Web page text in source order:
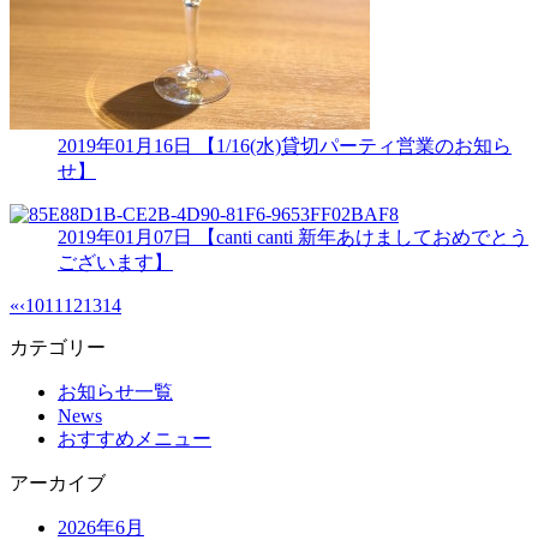
2019年01月16日
【1/16(水)貸切パーティ営業のお知ら
せ】
2019年01月07日
【canti canti 新年あけましておめでとう
ございます】
«‹1011 121314
カテゴリー
お知らせ一覧
News
おすすめメニュー
アーカイブ
2026年6月